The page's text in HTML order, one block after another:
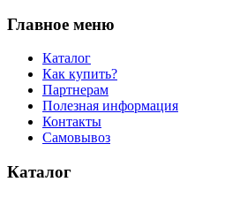
Главное меню
Каталог
Как купить?
Партнерам
Полезная информация
Контакты
Самовывоз
Каталог